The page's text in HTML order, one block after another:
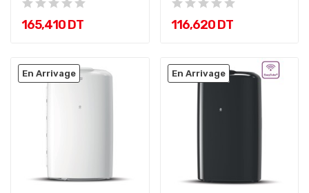
165,410 DT 116,620 DT
En Arrivage En Arrivage